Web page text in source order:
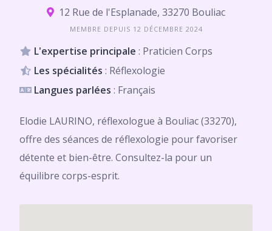
12 Rue de l'Esplanade, 33270 Bouliac
MEMBRE DEPUIS 12 DÉCEMBRE 2024
L'expertise principale : Praticien Corps
Les spécialités : Réflexologie
Langues parlées : Français
Elodie LAURINO, réflexologue à Bouliac (33270),
offre des séances de réflexologie pour favoriser
détente et bien-être. Consultez-la pour un
équilibre corps-esprit.